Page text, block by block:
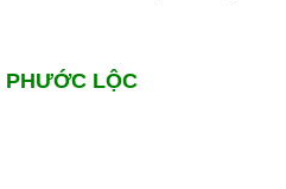
PHƯỚC LỘC